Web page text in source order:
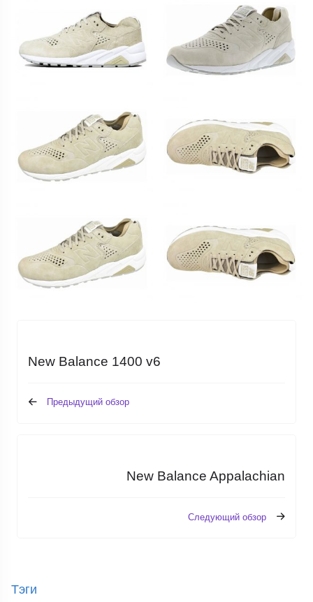
New Balance 1400 v6
Предыдущий обзор
New Balance Appalachian
Следующий обзор
Тэги